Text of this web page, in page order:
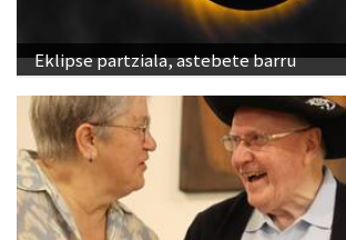
Eklipse partziala, astebete barru